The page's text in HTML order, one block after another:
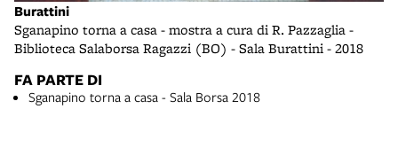
Burattini
Sganapino torna a casa - mostra a cura di R. Pazzaglia -
Biblioteca Salaborsa Ragazzi (BO) - Sala Burattini - 2018
FA PARTE DI
Sganapino torna a casa - Sala Borsa 2018